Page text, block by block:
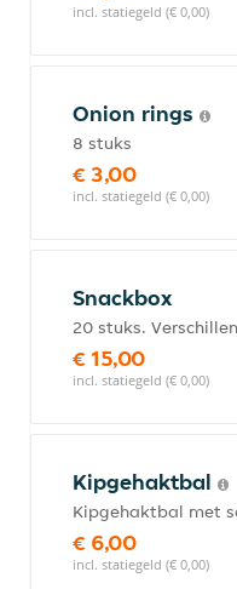
incl. statiegeld (€ 0,00)
Onion rings
8 stuks
€ 3,00
incl. statiegeld (€ 0,00)
Snackbox
20 stuks.
€ 15,00
incl. statiegeld (€ 0,00)
Kipgehaktbal
Kipgehaktbal met
€ 6,00
incl. statiegeld (€ 0,00)